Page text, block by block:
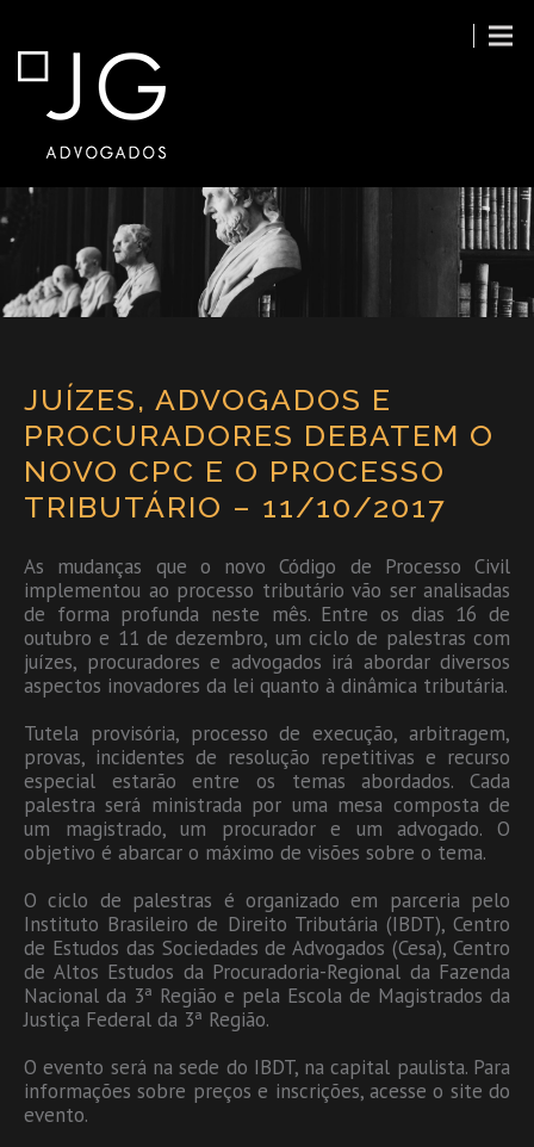
JUÍZES, ADVOGADOS E
PROCURADORES DEBATEM O
NOVO CPC E O PROCESSO
TRIBUTÁRIO – 11/10/2017
As mudanças que o novo Código de Processo Civil
implementou ao processo tributário vão ser analisadas
de forma profunda neste mês. Entre os dias 16 de
outubro e 11 de dezembro, um ciclo de palestras com
juízes, procuradores e advogados irá abordar diversos
aspectos inovadores da lei quanto à dinâmica tributária.
Tutela provisória, processo de execução, arbitragem,
provas, incidentes de resolução repetitivas e recurso
especial estarão entre os temas abordados. Cada
palestra será ministrada por uma mesa composta de
um magistrado, um procurador e um advogado. O
objetivo é abarcar o máximo de visões sobre o tema.
O ciclo de palestras é organizado em parceria pelo
Instituto Brasileiro de Direito Tributária (IBDT), Centro
de Estudos das Sociedades de Advogados (Cesa), Centro
de Altos Estudos da Procuradoria-Regional da Fazenda
Nacional da 3ª Região e pela Escola de Magistrados da
Justiça Federal da 3ª Região.
O evento será na sede do IBDT, na capital paulista. Para
informações sobre preços e inscrições, acesse o site do
evento.